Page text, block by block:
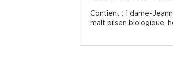
Contient : 1 dame-
malt pilsen biologique,